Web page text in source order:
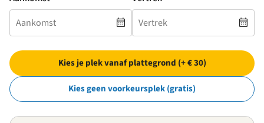
Kies je plek vanaf plattegrond (+ € 30)
Kies geen voorkeursplek (gratis)